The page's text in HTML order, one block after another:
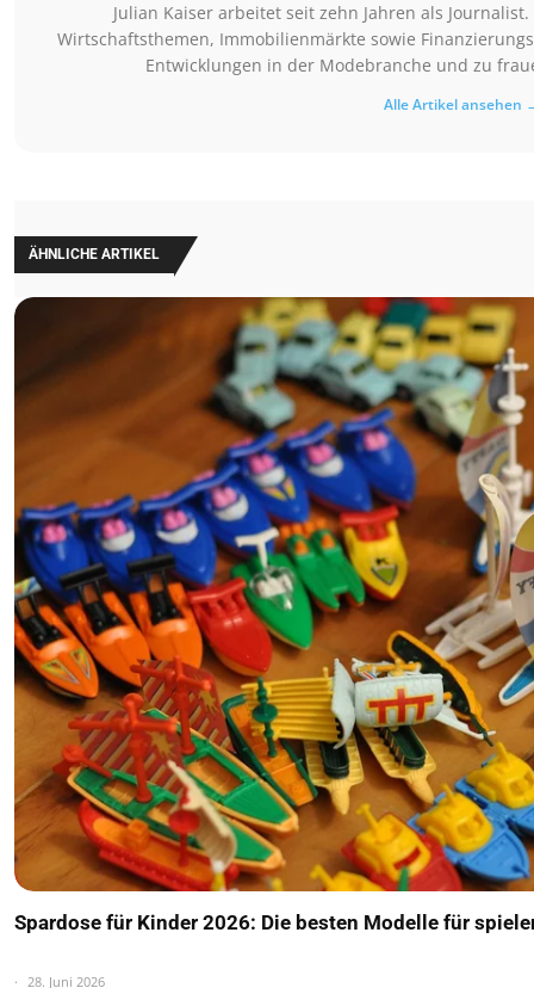
Julian Kaiser arbeitet seit zehn Jahren als
Wirtschaftsthemen, Immobilienmärkte sowie
Entwicklungen in der Modebranche und zu
Alle Artikel ansehen
ÄHNLICHE ARTIKEL
Spardose für Kinder 2026: Die besten Modelle für
28. Juni 2026